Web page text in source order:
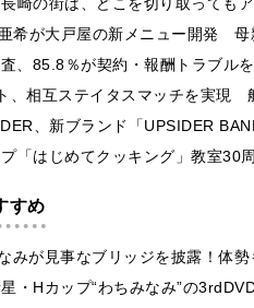
長崎の街は、どこを切り取って
希が大戸屋の新メニュー開発
、85.8％が契約・報酬トラブ
、相互ステイタスマッチを実現
、新ブランド「UPSIDER
「はじめてクッキング」教室
すめ
みが見事なブリッジを披露！体
・Hカップ“わちみなみ”の